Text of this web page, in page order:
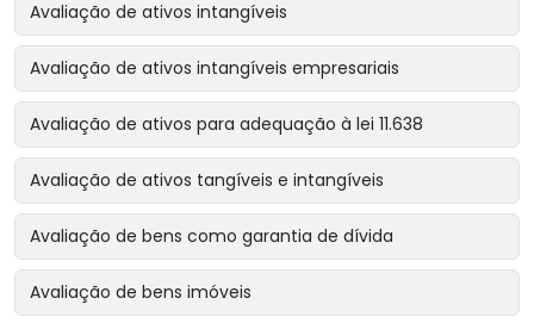
Avaliação de ativos intangíveis
Avaliação de ativos intangíveis empresariais
Avaliação de ativos para adequação à lei 11.638
Avaliação de ativos tangíveis e intangíveis
Avaliação de bens como garantia de dívida
Avaliação de bens imóveis